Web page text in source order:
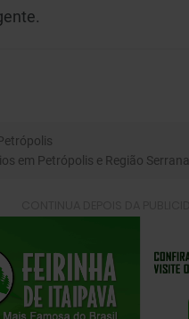
em Petrópolis e Região Serrana